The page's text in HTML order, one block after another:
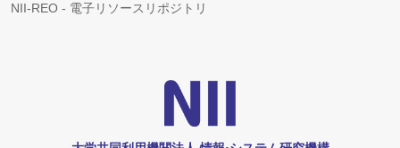
NII-REO - 電子リソースリポジトリ